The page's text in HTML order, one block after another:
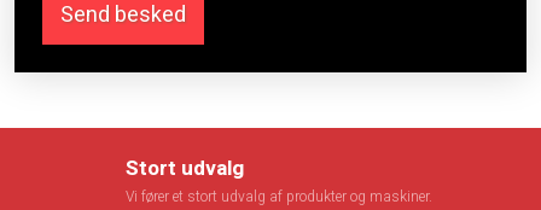
Stort udvalg
Vi fører et stort udvalg af produkter og maskiner.